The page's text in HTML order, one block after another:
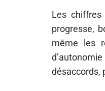
Les
progresse,
même les
désaccords,